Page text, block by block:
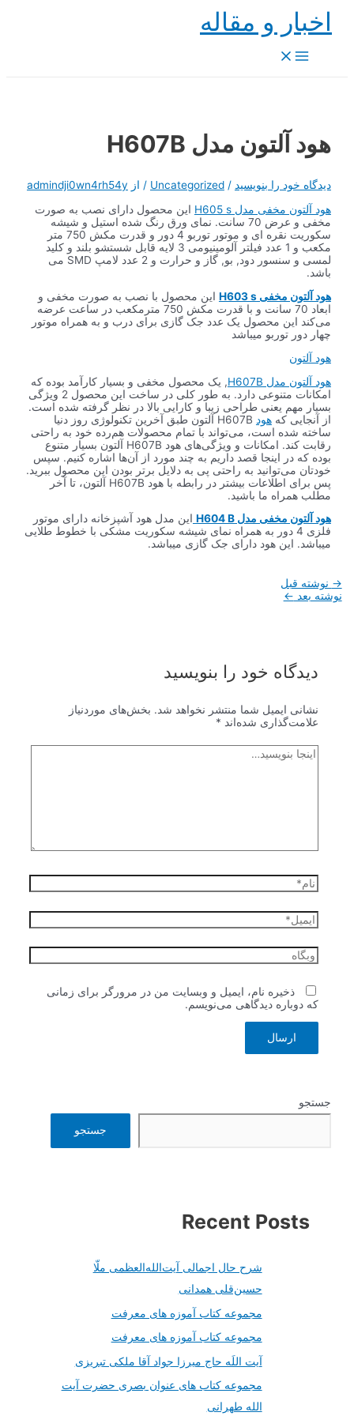
پرش
محتوااخبار و مقاله
Main
Menu
هود آلتون مدل H607B
دیدگاه‌ خود را بنویسید /
Uncategorized / از admindji0wn4rh54y
هود آلتون مخفی مدل H605 s
این محصول دارای نصب به صورت
مخفی و عرض 70 سانت. نمای ورق رنگ شده استیل و شیشه
سکوریت نقره ای و موتور توربو 4 دور و قدرت مکش 750 متر
مکعب و 1 عدد فیلتر آلومینیومی 3 لایه قابل شستشو بلند و کلید
لمسی و سنسور دود, بو, گاز و حرارت و 2 عدد لامپ SMD می
باشد.
هود آلتون مخفی H603 s
این محصول با نصب به صورت مخفی و
ابعاد 70 سانت و با قدرت مکش 750 مترمکعب در ساعت عرضه
می‌کند این محصول یک عدد جک گازی برای درب و به همراه موتور
چهار دور توربو میباشد
هود آلتون
هود آلتون مدل H607B
, یک محصول مخفی و بسیار کارآمد بوده که
امکانات متنوعی دارد. به طور کلی در ساخت این محصول 2 ویژگی
بسیار مهم یعنی طراحی زیبا و کارایی بالا در نظر گرفته شده است.
از آنجایی کههود
H607B آلتون طبق آخرین تکنولوژی روز دنیا
ساخته شده است، می‌تواند با تمام محصولات هم‌رده خود به راحتی
رقابت کند. امکانات و ویژگی‌های هود H607B آلتون بسیار متنوع
بوده که در اینجا قصد داریم به چند مورد از آ‌ن‌ها اشاره کنیم. سپس
خودتان می‌توانید به راحتی پی به دلایل برتر بودن این محصول ببرید.
پس برای اطلاعات بیشتر در رابطه با هود H607B آلتون، تا آخر
مطلب همراه ما باشید.
هود آلتون مخفی مدل H604 B
این مدل هود آشپزخانه دارای موتور
فلزی 4 دور به همراه نمای شیشه سکوریت مشکی با خطوط طلایی
میباشد. این هود دارای جک گازی میباشد.
راهبری
نوشته
→ نوشته قبل
نوشته بعد ←
دیدگاه‌ خود را بنویسید
نشانی ایمیل شما منتشر نخواهد شد. بخش‌های موردنیاز
علامت‌گذاری شده‌اند *
اینجا
بنویسید…
نام*
ایمیل*
وبگاه
ذخیره نام، ایمیل و وبسایت من در مرورگر برای زمانی
که دوباره دیدگاهی می‌نویسم.
جستجو
جستجو
Recent Posts
شرح حال اجمالی آیت‌الله‌العظمی ملّا
حسین‌قلی همدانی
مجموعه کتاب آموزه های معرفت
مجموعه کتاب آموزه های معرفت
آیت اللَه حاج میرزا جواد آقا ملکی تبریزی
مجموعه کتاب های عنوان بصری حضرت آیت
الله طهرانی